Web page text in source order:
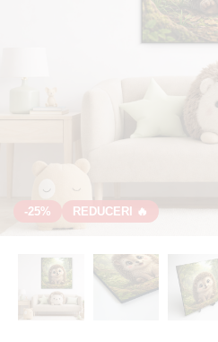
-25% REDUCERI 🔥